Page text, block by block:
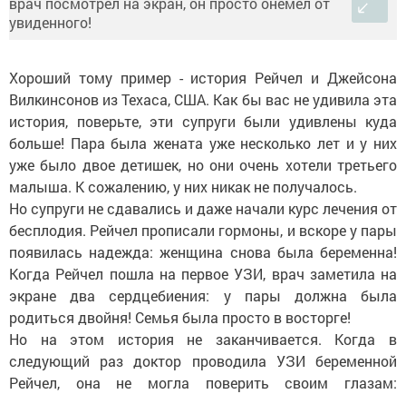
Хороший тому пример - история Рейчел и Джейсона
Вилкинсонов из Техаса, США. Как бы вас не удивила эта
история, поверьте, эти супруги были удивлены куда
больше! Пара была жената уже несколько лет и у них
уже было двое детишек, но они очень хотели третьего
малыша. К сожалению, у них никак не получалось.
Но супруги не сдавались и даже начали курс лечения от
бесплодия. Рейчел прописали гормоны, и вскоре у пары
появилась надежда: женщина снова была беременна!
Когда Рейчел пошла на первое УЗИ, врач заметила на
экране два сердцебиения: у пары должна была
родиться двойня! Семья была просто в восторге!
Но на этом история не заканчивается. Когда в
следующий раз доктор проводила УЗИ беременной
Рейчел, она не могла поверить своим глазам: